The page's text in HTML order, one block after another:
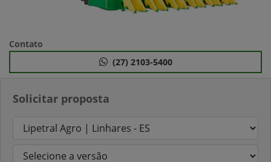
Solicitar proposta
Contato
(27) 2103-5400